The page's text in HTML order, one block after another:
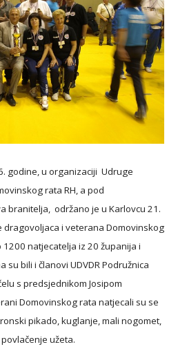
godine, u organizaciji Udruge
rata RH, a pod
branitelja, održano je u Karlovcu 21.
i veterana Domovinskog
natjecatelja iz 20 županija i
su bili i članovi UDVDR Podružnica
s predsjednikom Josipom
Domovinskog rata natjecali su se
pikado, kuglanje, mali nogomet,
užeta.